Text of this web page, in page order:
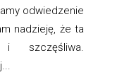
odwiedzenie
nadzieję, że ta
szczęśliwa.